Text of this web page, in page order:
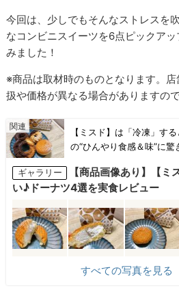
今回は、少しでもそんなストレスを
なコンビニスイーツを6点ピックア
みました！
※商品は取材時のものとなります。
扱や価格が異なる場合がありますの
【ミスド】は「冷凍」す
の“ひんやり食感＆味”に驚
ギャラリー
【商品画像あり】【
い♪ドーナツ4選を実食レビュー
すべての写真を見る